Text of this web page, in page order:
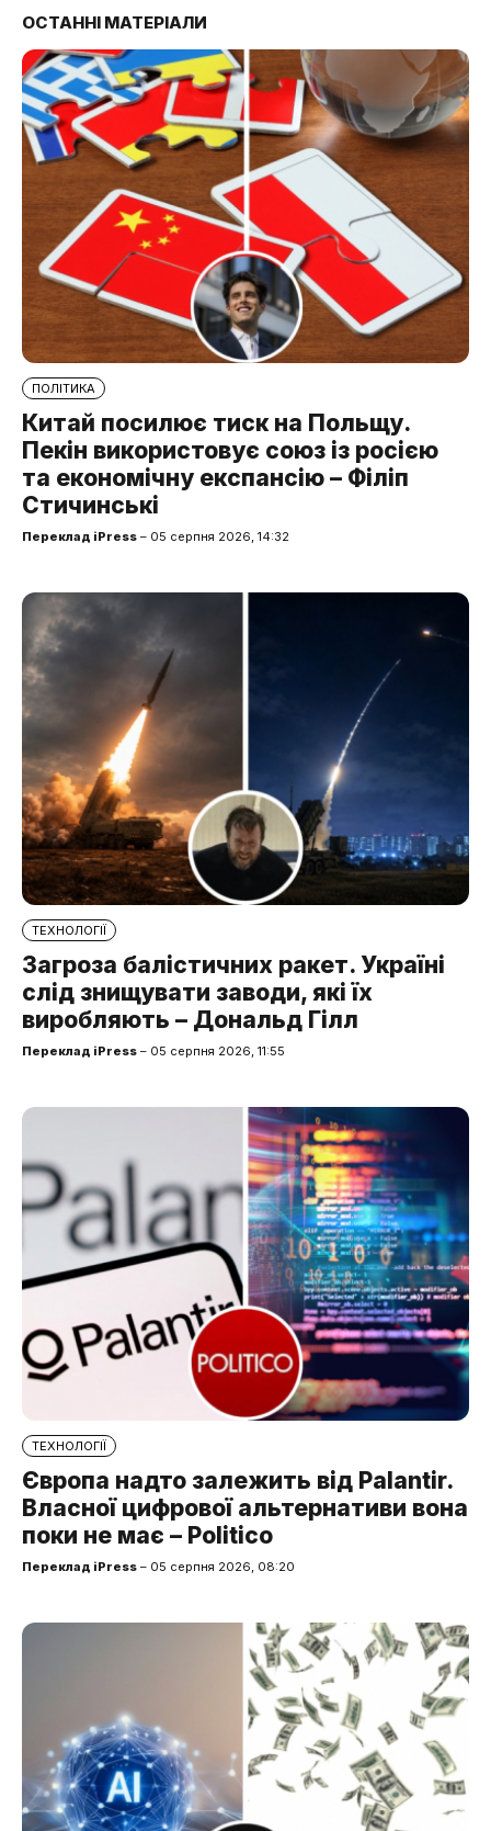
ОСТАННІ МАТЕРІАЛИ
ПОЛІТИКА
Китай посилює тиск на Польщу.
Пекін використовує союз із росією
та економічну експансію – Філіп
Стичинські
Переклад iPress – 05 серпня 2026, 14:32
ТЕХНОЛОГІЇ
Загроза балістичних ракет. Україні
слід знищувати заводи, які їх
виробляють – Дональд Гілл
Переклад iPress – 05 серпня 2026, 11:55
ТЕХНОЛОГІЇ
Європа надто залежить від Palantir.
Власної цифрової альтернативи вона
поки не має – Politico
Переклад iPress – 05 серпня 2026, 08:20